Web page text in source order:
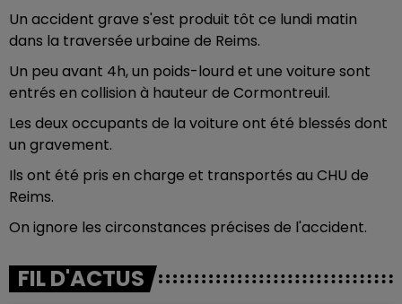
Un accident grave s'est produit tôt ce lundi matin
dans la traversée urbaine de Reims.
Un peu avant 4h, un poids-lourd et une voiture sont
entrés en collision à hauteur de Cormontreuil.
Les deux occupants de la voiture ont été blessés dont
un gravement.
Ils ont été pris en charge et transportés au CHU de
Reims.
On ignore les circonstances précises de l'accident.
FIL D'ACTUS